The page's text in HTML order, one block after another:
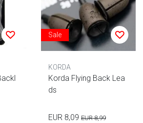
Sale
KORDA
Korda Flying Back Lea
ds
EUR 8,09 EUR 8,99